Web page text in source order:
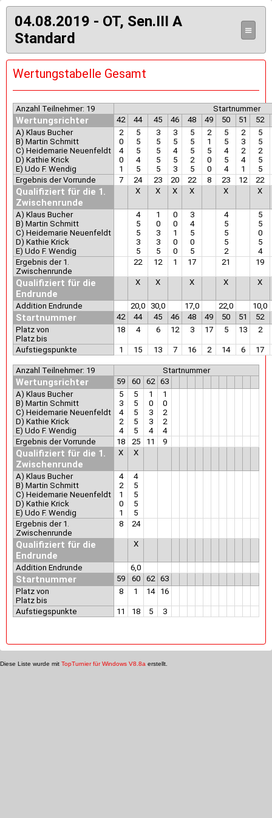
04.08.2019 - OT, Sen.III A
Standard
≡
Wertungstabelle Gesamt
Anzahl Teilnehmer: 19 Startnummer
Wertungsrichter 42 44 45 46 48 49 50 51
52
A) Klaus Bucher
B) Martin Schmitt
C) Heidemarie Neuenfeldt
D) Kathie Krick
E) Udo F. Wendig
2
0
4
0
1
5
5
5
4
5
3
5
5
5
5
3
5
4
5
3
5
5
5
2
5
2
1
5
0
0
5
5
4
5
4
2
3
2
4
1
5
5
2
5
5
Ergebnis der Vorrunde
7 24 23 20 22 8 23 12 22
Qualifiziert für die 1.
Zwischenrunde
X X X X X X
A) Klaus Bucher
B) Martin Schmitt
C) Heidemarie Neuenfeldt
D) Kathie Krick
E) Udo F. Wendig
4
5
5
3
5
1
0
3
3
5
0
0
1
0
0
3
4
5
0
5
4
5
5
5
2
5
5
0
5
4
Ergebnis der 1.
Zwischenrunde
22 12 1 17 21 19
Qualifiziert für die
Endrunde
X X X X X
Addition Endrunde 20,0 30,0 17,0 22,0 10,0
Startnummer 42 44 45 46 48 49 50 51
52
Platz von
Platz bis
18 4 6 12 3 17 5 13 2
Aufstiegspunkte 1 15 13 7 16 2 14 6 17
Anzahl Teilnehmer: 19 Startnummer
Wertungsrichter 59 60 62 63
A) Klaus Bucher
B) Martin Schmitt
C) Heidemarie Neuenfeldt
D) Kathie Krick
E) Udo F. Wendig
5
3
4
2
4
5
5
5
5
5
1
0
3
3
4
1
0
2
2
4
Ergebnis der Vorrunde
18 25 11 9
Qualifiziert für die 1.
Zwischenrunde
X X
A) Klaus Bucher
B) Martin Schmitt
C) Heidemarie Neuenfeldt
D) Kathie Krick
E) Udo F. Wendig
4
2
1
0
1
4
5
5
5
5
Ergebnis der 1.
Zwischenrunde
8 24
Qualifiziert für die
Endrunde
X
Addition Endrunde 6,0
Startnummer 59 60 62 63
Platz von
Platz bis
8 1 14 16
Aufstiegspunkte 11 18 5 3
Diese Liste wurde mit TopTurnier für Windows V8.8a erstellt.